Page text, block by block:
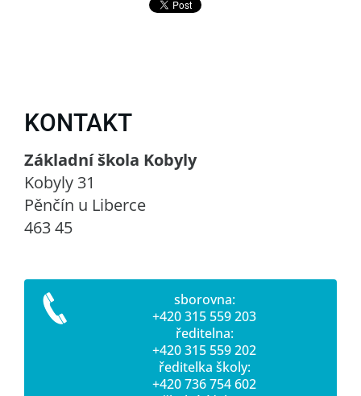
KONTAKT
Základní škola Kobyly
Kobyly 31
Pěnčín u Liberce
463 45
sborovna:
+420 315 559 203
ředitelna:
+420 315 559 202
ředitelka školy:
+420 736 754 602